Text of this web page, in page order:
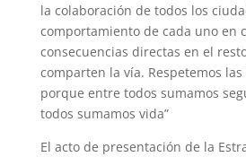
la colaboración de todos los
comportamiento de cada uno en
consecuencias directas en el
comparten la vía. Respetemos
porque entre todos sumamos
todos sumamos vida”
El acto de presentación de la